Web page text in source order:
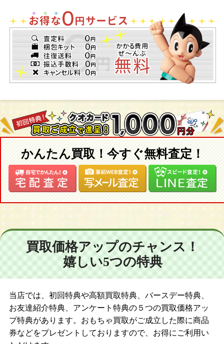
かんたん買取！今すぐ無料査定！
買取価格アップのチャンス！
嬉しい5つの特典
当店では、初回特典や高額買取特典、バースデー特典、
お友達紹介特典、アンケート特典の５つの買取価格アッ
プ特典があります。おもちゃ買取がご成立した際に商品
券などをプレゼントしておりますので、お得にご利用い